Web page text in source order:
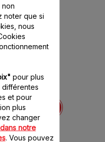
non
noter que si
nous
pour plus
différentes
et pour
plus
changer
dans notre
. Vous pouvez